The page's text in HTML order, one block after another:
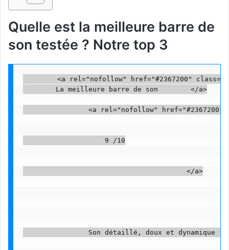
Quelle est la meilleure barre de
son testée ? Notre top 3
<a rel="nofollow" href="#2367200"
        La meilleure barre de son        </a>
<a rel="nofollow"
                    9 /10
                                        </a>
Son détaillé, doux et